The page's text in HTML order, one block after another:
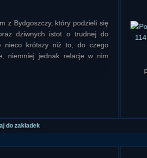
z Bydgoszczy, który podzieli się
dziwnych istot o trudnej do
nieco krótszy niż to, do czego
niemniej jednak relacje w nim
w Bydgoszczy (koniec listopada
do zakładek